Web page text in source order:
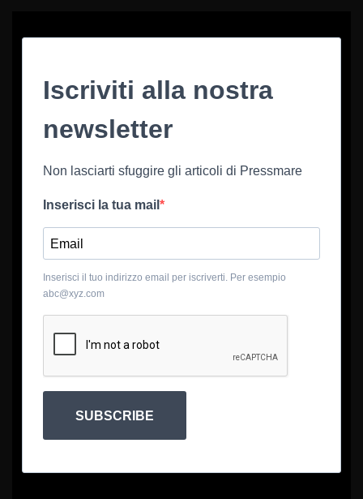
Iscriviti alla nostra
newsletter
Non lasciarti sfuggire gli articoli di Pressmare
Inserisci la tua mail
Inserisci il tuo indirizzo email per iscriverti. Per esempio
abc@xyz.com
SUBSCRIBE